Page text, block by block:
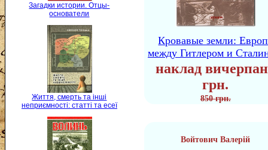
Загадки истории. Отцы-
основатели
Життя, смерть та інші
неприємності: статті та есеї
Кровавые земли:
между Гитлером и
наклад
грн.
850 грн.
Войтович Валерій